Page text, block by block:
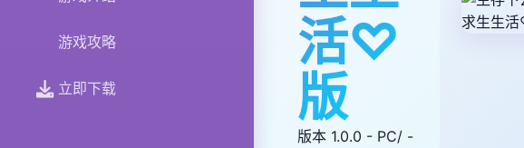
游戏攻略
立即下载
活♡
版
版本 1.0.0 - PC/ -